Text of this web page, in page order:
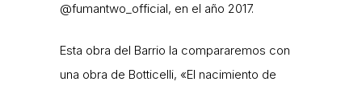
@fumantwo_official, en el año 2017.
Esta obra del Barrio la compararemos con
una obra de Botticelli, «El nacimiento de